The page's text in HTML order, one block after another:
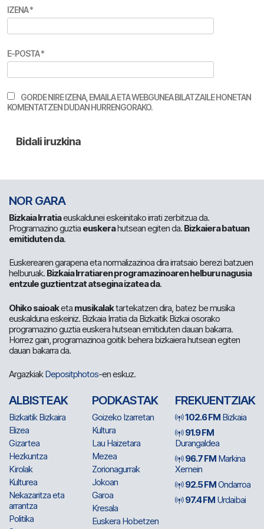
IZENA*
E-POSTA*
GORDE NIRE IZENA, EMAILA ETA WEBGUNEA BILATZAILE HONETAN
KOMENTATZEN DUDAN HURRENGORAKO.
NOR GARA
Bizkaia Irratiaeuskaldunei eskeinitako irrati zerbitzua da.
Programazino guztia euskerahutsean egiten da. Bizkaiera batuan
emitiduten da.
Euskerearen garapena eta normalizazinoa dira irratsaio berezi batzuen
helburuak. Bizkaia Irratiaren programazinoaren helburu nagusia
entzule guztientzat atsegina izatea da.
Ohiko saioaketa musikalaktartekatzen dira, batez be musika
euskalduna eskeiniz. Bizkaia Irratia da Bizkaitik Bizkai osorako
programazino guztia euskera hutsean emitiduten dauan bakarra.
Horrez gain, programazinoa goitik behera bizkaiera hutsean egiten
dauan bakarra da.
ArgazkiakDepositphotos-en eskuz.
ALBISTEAK
Bizkaitik Bizkaira
Elizea
Gizartea
Hezkuntza
Kirolak
Kulturea
Nekazaritza eta
arrantza
Politika
PODKASTAK
Goizeko Izarretan
Kultura
Lau Haizetara
Mezea
Zorionagurrak
Jokoan
Garoa
Kresala
Euskera Hobetzen
FREKUENTZIAK
102.6 FM Bizkaia
91.9 FM
Durangaldea
96.7 FM Markina
Xemein
92.5 FMOndarroa
97.4 FM Urdaibai